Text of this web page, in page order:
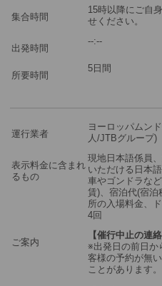
ツアーコード
※3名様参加時＝3名様1室を手配
※2名様参加時＝2名様1室を手配
※1名様参加時＝1名様1室のを手
集合時間
15時以降にご自
せください。
出発時間
‐‐:‐‐
所要時間
5日間
運行業者
ヨーロッパムン
人/JTBグループ)
表示料金に含まれ
るもの
現地日本語係員
いただける日本
車やゴンドラな
賃)、宿泊代(宿泊
所の入場料金、
4回
ご案内
【催行中止の連
※出発日の前日か
客様の予約が無
ことがあります。